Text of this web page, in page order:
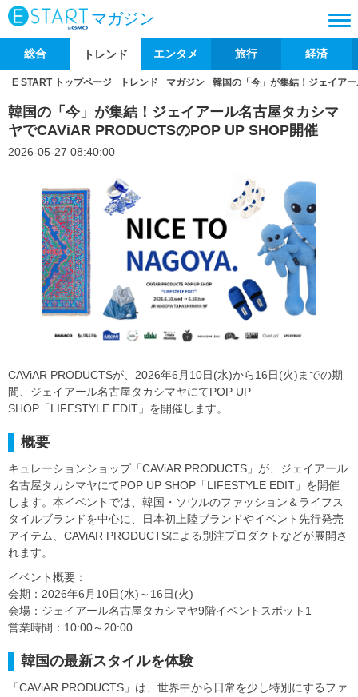
マガジン
総合 トレンド エンタメ 旅行 経済
E START トップページ トレンド マガジン 韓国の「今」が集結！ジェイア
韓国の「今」が集結！ジェイアール名古屋タカシマ
ヤでCAViAR PRODUCTSのPOP UP SHOP開催
2026-05-27 08:40:00
CAViAR PRODUCTSが、2026年6月10日(水)から16日(火)までの期
間、ジェイアール名古屋タカシマヤにてPOP UP
SHOP「LIFESTYLE EDIT」を開催します。
概要
キュレーションショップ「CAViAR PRODUCTS」が、ジェイアール
名古屋タカシマヤにてPOP UP SHOP「LIFESTYLE EDIT」を開催
します。本イベントでは、韓国・ソウルのファッション＆ライフス
タイルブランドを中心に、日本初上陸ブランドやイベント先行発売
アイテム、CAViAR PRODUCTSによる別注プロダクトなどが展開さ
れます。
イベント概要：
会期：2026年6月10日(水)～16日(火)
会場：ジェイアール名古屋タカシマヤ9階イベントスポット1
営業時間：10:00～20:00
韓国の最新スタイルを体験
「CAViAR PRODUCTS」は、世界中から日常を少し特別にするファ